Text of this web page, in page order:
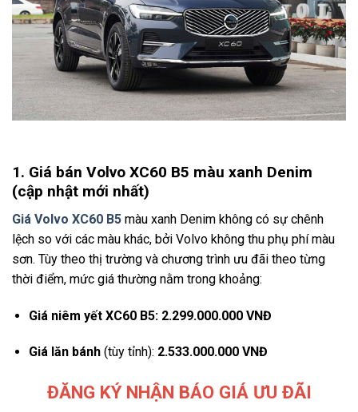
1. Giá bán Volvo XC60 B5 màu xanh Denim
(cập nhật mới nhất)
Giá Volvo XC60 B5 màu xanh Denim không có sự chênh
lệch so với các màu khác, bởi Volvo không thu phụ phí màu
sơn. Tùy theo thị trường và chương trình ưu đãi theo từng
thời điểm, mức giá thường nằm trong khoảng:
Giá niêm yết XC60 B5: 2.299.000.000 VNĐ
Giá lăn bánh(tùy tỉnh): 2.533.000.000 VNĐ
ĐĂNG KÝ NHẬN BÁO GIÁ ƯU ĐÃI